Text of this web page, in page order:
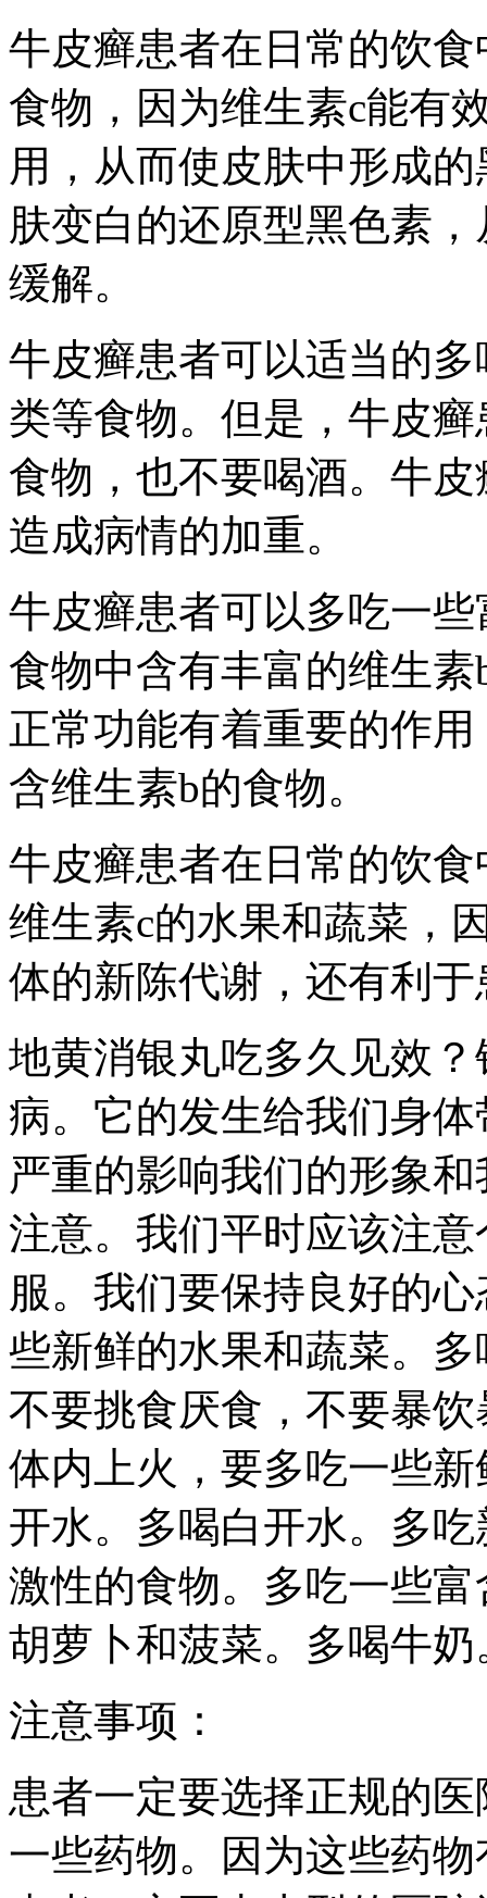
牛皮癣患者在日常的饮
食物，因为维生素c能有
用，从而使皮肤中形成
肤变白的还原型黑色素
缓解。
牛皮癣患者可以适当的
类等食物。但是，牛皮
食物，也不要喝酒。牛
造成病情的加重。
牛皮癣患者可以多吃一
食物中含有丰富的维生
正常功能有着重要的作
含维生素b的食物。
牛皮癣患者在日常的饮
维生素c的水果和蔬菜，
体的新陈代谢，还有利
地黄消银丸吃多久见效
病。它的发生给我们身
严重的影响我们的形象
注意。我们平时应该注
服。我们要保持良好的
些新鲜的水果和蔬菜。
不要挑食厌食，不要暴
体内上火，要多吃一些
开水。多喝白开水。多
激性的食物。多吃一些
胡萝卜和菠菜。多喝牛
注意事项：
患者一定要选择正规的
一些药物。因为这些药